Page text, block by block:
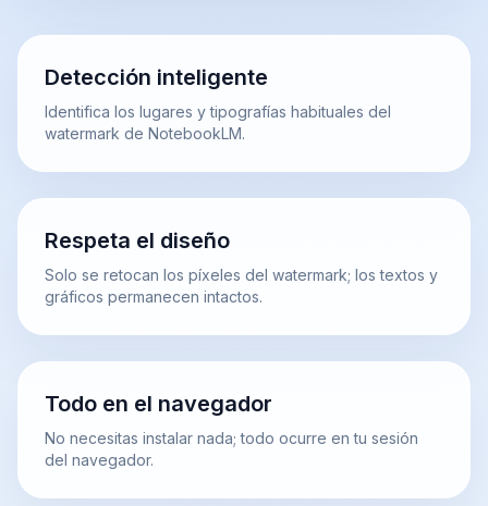
Detección inteligente
Identifica los lugares y tipografías habituales del
watermark de NotebookLM.
Respeta el diseño
Solo se retocan los píxeles del watermark; los textos y
gráficos permanecen intactos.
Todo en el navegador
No necesitas instalar nada; todo ocurre en tu sesión
del navegador.